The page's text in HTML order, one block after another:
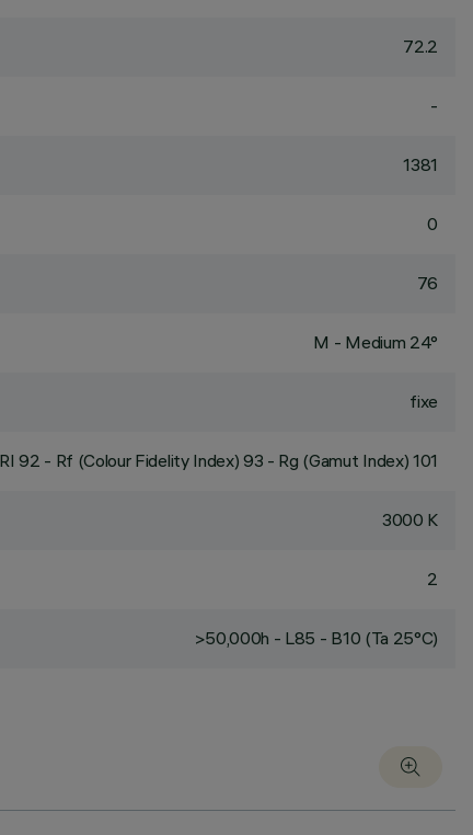
72.2
-
1381
0
76
M - Medium 24°
fixe
92 - Rf (Colour Fidelity Index) 93 - Rg (Gamut Index) 101
3000 K
2
>50,000h - L85 - B10 (Ta 25°C)